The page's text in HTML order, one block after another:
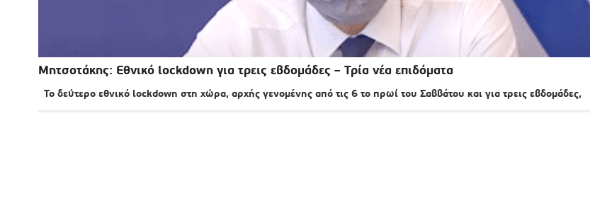
Μητσοτάκης: Eθνικό lockdown για τρεις εβδομάδες – Τρία νέα επιδόματα
Το δεύτερο εθνικό lockdown στη χώρα, αρχής γενομένης από τις 6 το πρωί του Σαββάτου και για τρεις εβδομάδες,